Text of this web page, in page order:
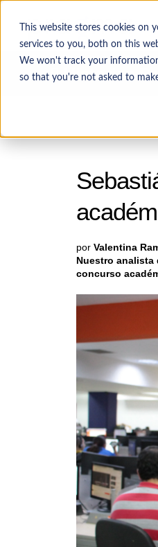
This website stores cookies on
services to you, both on this
We won't track your
so that you're not asked to
Historias
por Valentina
Nuestro
concurso